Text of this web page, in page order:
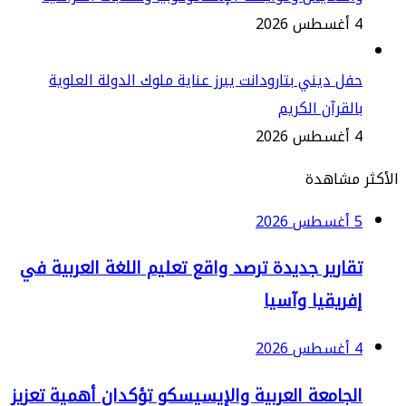
ديني بتارودانت يبرز عناية ملوك الدولة العلوية
الكريم
جديدة ترصد واقع تعليم اللغة العربية في
وآسيا
العربية والإيسيسكو تؤكدان أهمية تعزيز